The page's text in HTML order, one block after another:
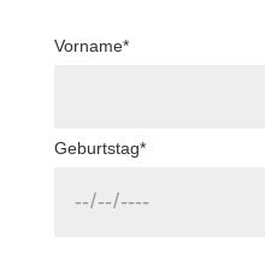
Vorname*
Geburtstag*